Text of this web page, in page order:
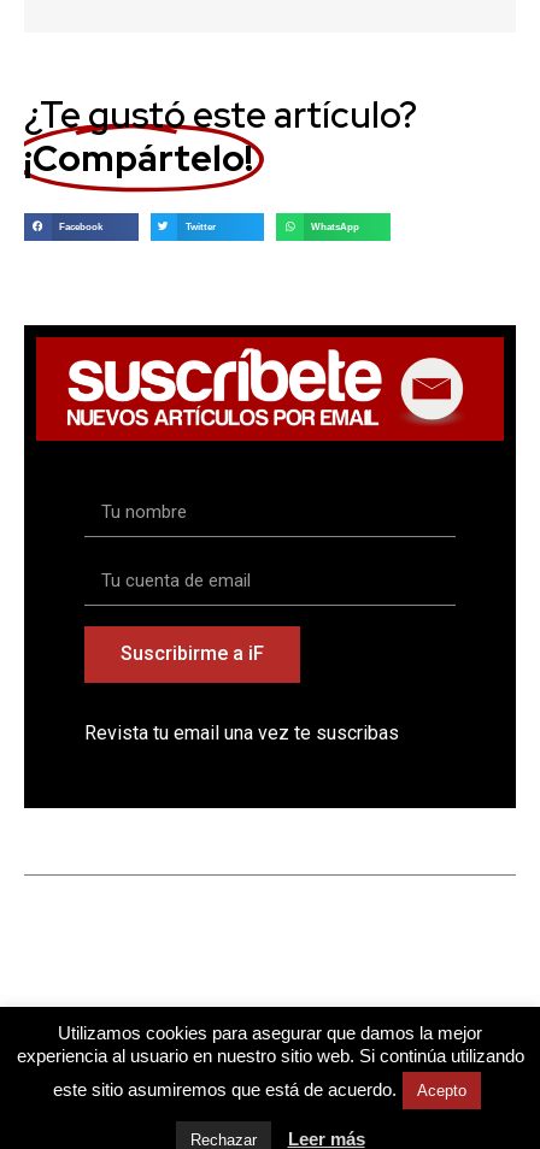
¿Te gustó este artículo?
¡Compártelo!
Facebook Twitter WhatsApp
Suscribirme a iF
Revista tu email una vez te suscribas
Cuestiona Todo Todos los derechos reservados © 2026
Diseño web
Utilizamos cookies para asegurar que damos la mejor
experiencia al usuario en nuestro sitio web. Si continúa utilizando
este sitio asumiremos que está de acuerdo.
Acepto
Rechazar Leer más